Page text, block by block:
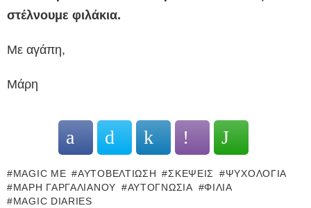
στέλνουμε φιλάκια.
Με αγάπη,
Μάρη
MAGIC ME ΑΥΤΟΒΕΛΤΊΩΣΗ ΣΚΈΨΕΙΣ
ΨΥΧΟΛΟΓΊΑ
ΜΆΡΗ ΓΑΡΓΑΛΙΆΝΟΥ
ΑΥΤΟΓΝΩΣΊΑ
ΦΙΛΊΑ
MAGIC DIARIES